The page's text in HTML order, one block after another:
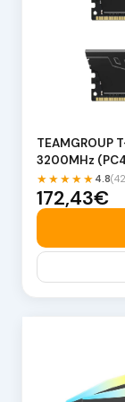
TEAMGROUP
3200MHz
★★★★★ 4.8
172,43€